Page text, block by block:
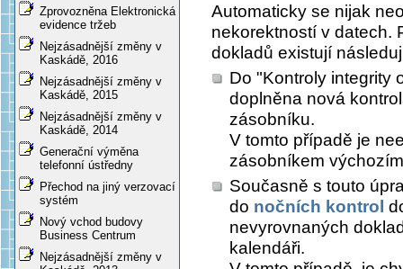
Zprovozněna Elektronická
evidence tržeb
Nejzásadnější změny v
Kaskádě, 2016
Nejzásadnější změny v
Kaskádě, 2015
Nejzásadnější změny v
Kaskádě, 2014
Generační výměna
telefonní ústředny
Přechod na jiný verzovací
systém
Nový vchod budovy
Business Centrum
Nejzásadnější změny v
Automaticky se nijak
nekorektností v datech.
dokladů existují
Do "Kontroly integrity
doplněna nová
zásobníku.
V tomto případě je
zásobníkem
Současně s touto
do nočních kontrol
nevyrovnaných
kalendáři.